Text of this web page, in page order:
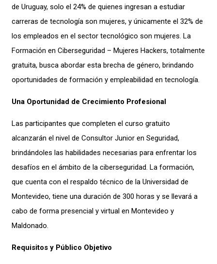
de Uruguay, solo el 24% de quienes ingresan a estudiar
carreras de tecnología son mujeres, y únicamente el 32% de
los empleados en el sector tecnológico son mujeres. La
Formación en Ciberseguridad – Mujeres Hackers, totalmente
gratuita, busca abordar esta brecha de género, brindando
oportunidades de formación y empleabilidad en tecnología.
Una Oportunidad de Crecimiento Profesional
Las participantes que completen el curso gratuito
alcanzarán el nivel de Consultor Junior en Seguridad,
brindándoles las habilidades necesarias para enfrentar los
desafíos en el ámbito de la ciberseguridad. La formación,
que cuenta con el respaldo técnico de la Universidad de
Montevideo, tiene una duración de 300 horas y se llevará a
cabo de forma presencial y virtual en Montevideo y
Maldonado.
Requisitos y Público Objetivo